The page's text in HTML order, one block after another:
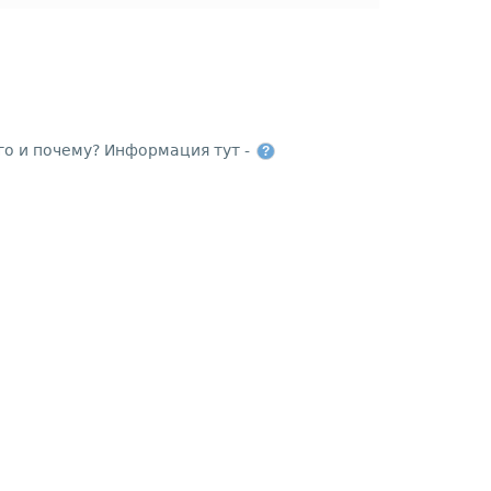
и почему? Информация тут - ?